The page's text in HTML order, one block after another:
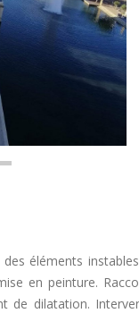
éléments
en peinture.
de dilatation.